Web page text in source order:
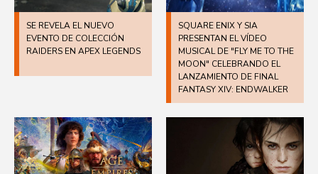
SE REVELA EL NUEVO
EVENTO DE COLECCIÓN
RAIDERS EN APEX LEGENDS
SQUARE ENIX Y SIA
PRESENTAN EL VÍDEO
MUSICAL DE "FLY ME TO THE
MOON" CELEBRANDO EL
LANZAMIENTO DE FINAL
FANTASY XIV: ENDWALKER